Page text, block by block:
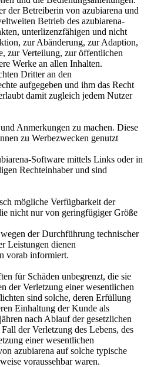
der Betreiberin von azubiarena und
Betrieb des azubiarena-
unterlizenzfähigen und nicht
zur Abänderung, zur Adaption,
zur Verteilung, zur öffentlichen
Werke an allen Inhalten.
Dritter an den
aufgegeben und ihm das Recht
damit zugleich jedem Nutzer
Anmerkungen zu machen. Diese
zu Werbezwecken genutzt
Software mittels Links oder in
Rechteinhaber und sind
mögliche Verfügbarkeit der
nicht nur von geringfügiger Größe
der Durchführung technischer
Leistungen dienen
vorab informiert.
für Schäden unbegrenzt, die sie
der Verletzung einer wesentlichen
sind solche, deren Erfüllung
Einhaltung der Kunde als
nach Ablauf der gesetzlichen
der Verletzung des Lebens, des
einer wesentlichen
azubiarena auf solche typische
voraussehbar waren.